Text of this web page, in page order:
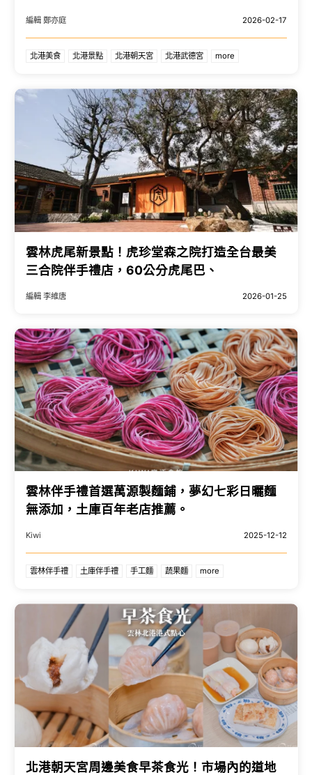
編輯 鄭亦庭 2026-02-17
北港美食 北港景點 北港朝天宮 北港武德宮 more
雲林虎尾新景點！虎珍堂森之院打造全台最美
三合院伴手禮店，60公分虎尾巴、
編輯 李維唐 2026-01-25
雲林伴手禮首選萬源製麵鋪，夢幻七彩日曬麵
無添加，土庫百年老店推薦。
Kiwi 2025-12-12
雲林伴手禮 土庫伴手禮 手工麵 蔬果麵 more
北港朝天宮周邊美食早茶食光！市場內的道地